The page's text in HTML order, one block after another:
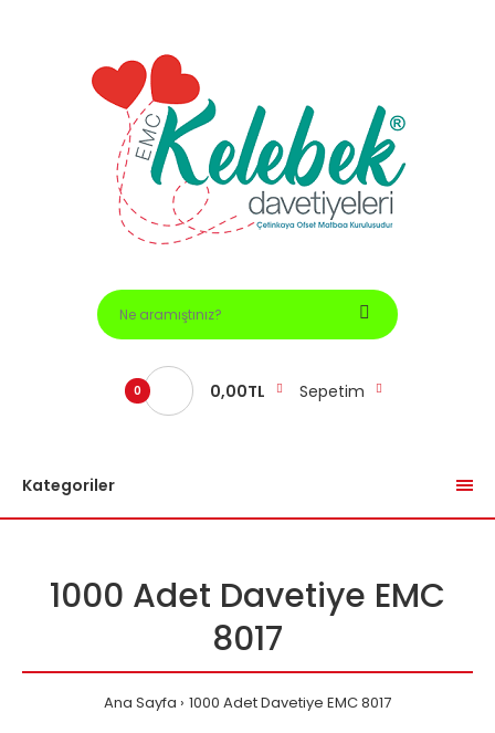
0 0,00TL Sepetim
Kategoriler
1000 Adet Davetiye EMC
8017
Ana Sayfa 1000 Adet Davetiye EMC 8017